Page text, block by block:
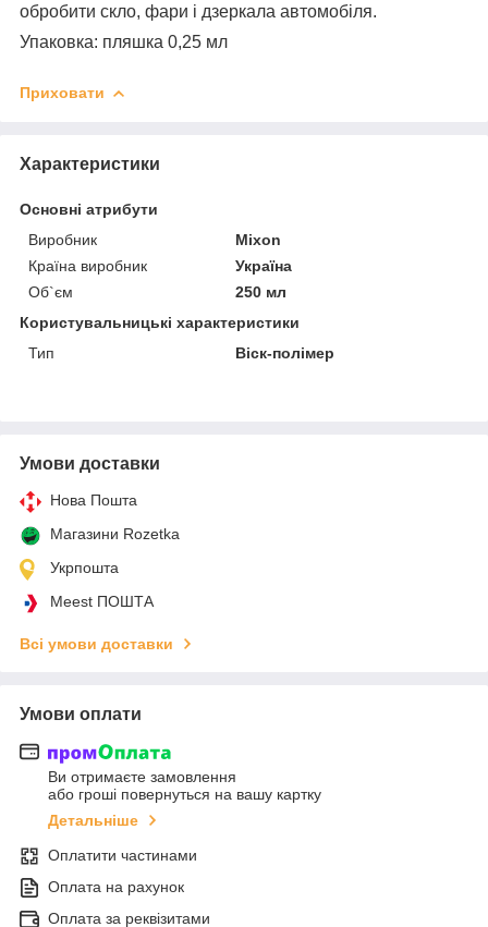
обробити скло, фари і дзеркала автомобіля.
Упаковка: пляшка 0,25 мл
Приховати
Характеристики
Основні атрибути
Виробник
Mixon
Країна виробник
Україна
Об`єм
250 мл
Користувальницькі характеристики
Тип
Віск-полімер
Умови доставки
Нова Пошта
Магазини Rozetka
Укрпошта
Meest ПОШТА
Всі умови доставки
Умови оплати
Ви отримаєте замовлення
або гроші повернуться на вашу картку
Детальніше
Оплатити частинами
Оплата на рахунок
Оплата за реквізитами